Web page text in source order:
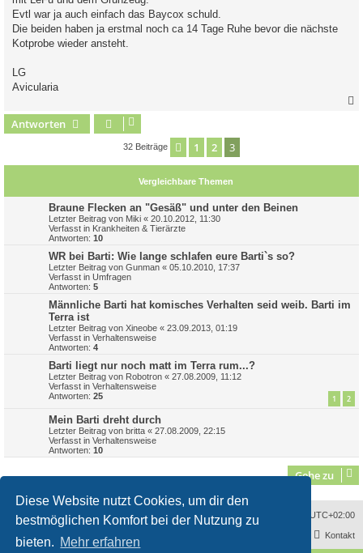
Diese Website nutzt Cookies, um dir den
bestmöglichen Komfort bei der Nutzung zu
bieten. Mehr erfahren
Evtl war ja auch einfach das Baycox schuld.
Die beiden haben ja erstmal noch ca 14 Tage Ruhe bevor die nächste
Kotprobe wieder ansteht.
LG
Avicularia
e
Antworten
32 Beiträge Vorherige
1 2 3
Vergleichbare Themen
Braune Flecken an "Gesäß" und unter den Beinen
Letzter Beitrag von Miki « 20.10.2012, 11:30
Verfasst in Krankheiten & Tierärzte
Antworten: 10
WR bei Barti: Wie lange schlafen eure Barti`s so?
Letzter Beitrag von Gunman « 05.10.2010, 17:37
Verfasst in Umfragen
Antworten: 5
Männliche Barti hat komisches Verhalten seid weib. Barti im
Terra ist
Letzter Beitrag von Xineobe « 23.09.2013, 01:19
Verfasst in Verhaltensweise
Antworten: 4
Barti liegt nur noch matt im Terra rum...?
Letzter Beitrag von Robotron « 27.08.2009, 11:12
Verfasst in Verhaltensweise
Antworten: 25 1 2
Mein Barti dreht durch
Letzter Beitrag von britta « 27.08.2009, 22:15
Verfasst in Verhaltensweise
Antworten: 10
Gehe zu
Alle Zeiten sind UTC+02:00
Impressum
Alle Cookies löschen
Sitemap
Kontakt